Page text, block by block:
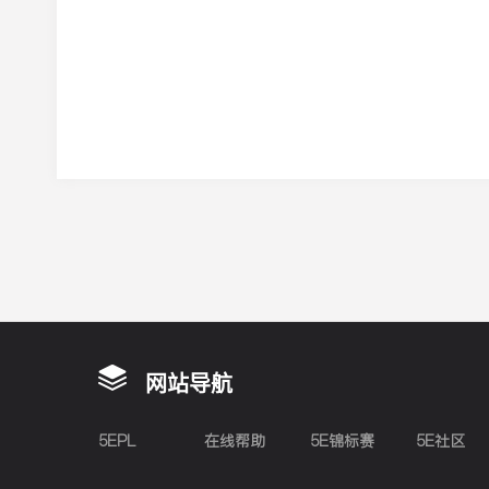
网站导航
5EPL 在线帮助 5E锦标赛 5E社区